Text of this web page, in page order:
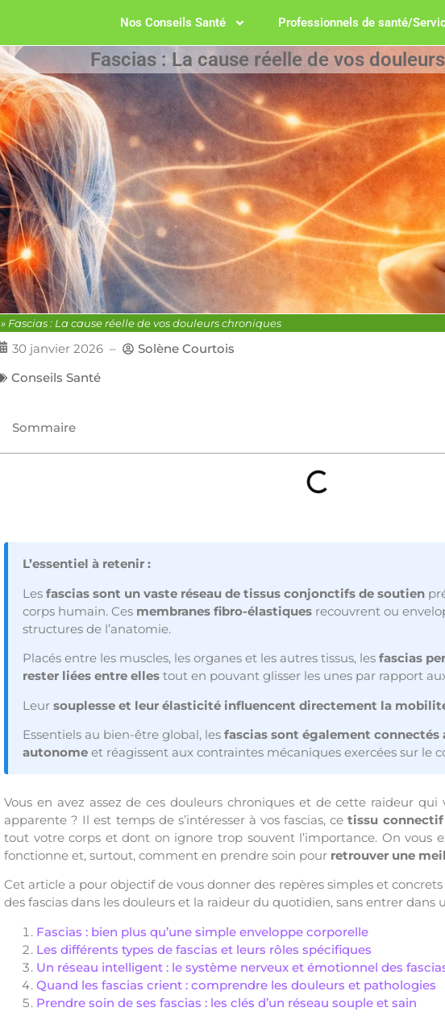
Nos Conseils Santé Professionnels de santé/
Fascias : La cause réelle de vos
» Fascias : La cause réelle de vos douleurs chroniques
30 janvier 2026 –
Solène Courtois
Conseils Santé
Sommaire
L’essentiel à retenir :
Les fascias sont un vaste réseau de tissus conjonctifs de soutien
corps humain. Ces membranes fibro-élastiques recouvrent ou
structures de l’anatomie.
Placés entre les muscles, les organes et les autres tissus, les fascias
rester liées entre elles tout en pouvant glisser les unes par rapport
Leur souplesse et leur élasticité influencent directement la
Essentiels au bien-être global, les fascias sont également connectés
autonome et réagissent aux contraintes mécaniques exercées sur le
Vous en avez assez de ces douleurs chroniques et de cette raideur qui
apparente ? Il est temps de s’intéresser à vos fascias, cetissu
tout votre corps et dont on ignore trop souvent l’importance. On vous
fonctionne et, surtout, comment en prendre soin pour retrouver une
Cet article a pour objectif de vous donner des repères simples et
des fascias dans les douleurs et la raideur du quotidien, sans entrer dans
Fascias : bien plus qu’une simple enveloppe corporelle
Les différents types de fascias et leurs rôles spécifiques
Un réseau intelligent : le système nerveux et émotionnel des
Quand les fascias crient : comprendre les douleurs et pathologies
Prendre soin de ses fascias : les clés d’un réseau souple et sain